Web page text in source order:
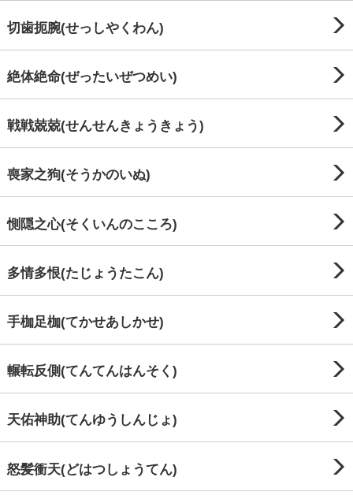
切歯扼腕(せっしやくわん)
絶体絶命(ぜったいぜつめい)
戦戦兢兢(せんせんきょうきょう)
喪家之狗(そうかのいぬ)
惻隠之心(そくいんのこころ)
多情多恨(たじょうたこん)
手枷足枷(てかせあしかせ)
輾転反側(てんてんはんそく)
天佑神助(てんゆうしんじょ)
怒髪衝天(どはつしょうてん)